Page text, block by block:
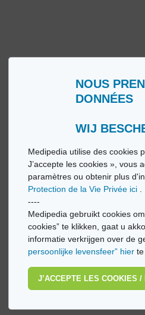
NOUS
DONNÉES
WIJ
Medipedia utilise des cookies
J’accepte les cookies », vous
paramètres ou obtenir plus
Protection de la Vie Privée ici .
----
Medipedia gebruikt cookies
cookies” te klikken, gaat u
informatie verkrijgen over de
persoonlijke levensfeer” hier
J’ACCEPTE LES COOKIES
Wie zijn wij?
Gebruiksvoorwaarden